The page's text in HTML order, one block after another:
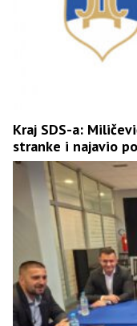
Kraj SDS-a:
stranke i najavio